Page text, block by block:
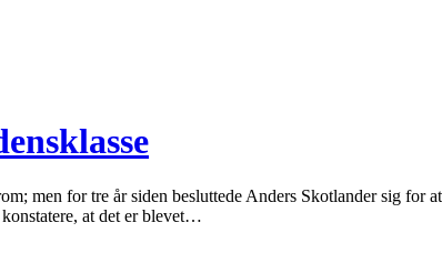
men for tre år siden besluttede Anders Skotlander sig for
at det er blevet…